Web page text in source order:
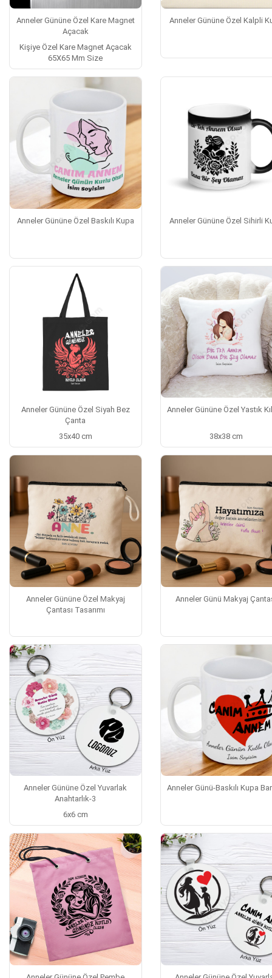
Anneler Gününe Özel Kare Magnet
Açacak
Kişiye Özel Kare Magnet Açacak
65X65 Mm Size
Anneler Gününe Özel Kalpli
Anneler Gününe Özel Baskılı Kupa Anneler Gününe Özel Sihirli
Anneler Gününe Özel Siyah Bez
Çanta
35x40 cm
Anneler Gününe Özel Yastık
38x38 cm
Anneler Gününe Özel Makyaj
Çantası Tasarımı
Anneler Günü Makyaj
Anneler Gününe Özel Yuvarlak
Anahtarlık-3
6x6 cm
Anneler Günü-Baskılı Kupa